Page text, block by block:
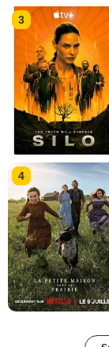
3
4